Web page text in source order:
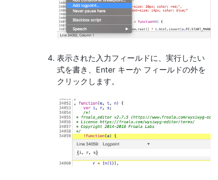
表示された入力フィールドに、実行したい
式を書き、Enter キーか フィールドの外を
クリックします。